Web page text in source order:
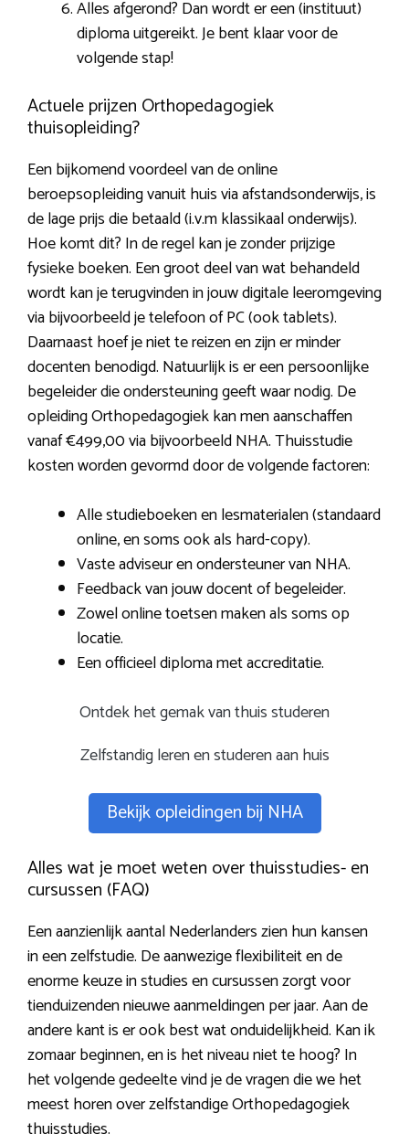
Alles afgerond? Dan wordt er een (instituut)
diploma uitgereikt. Je bent klaar voor de
volgende stap!
Actuele prijzen Orthopedagogiek
thuisopleiding?
Een bijkomend voordeel van de online
beroepsopleiding vanuit huis via afstandsonderwijs, is
de lage prijs die betaald (i.v.m klassikaal onderwijs).
Hoe komt dit? In de regel kan je zonder prijzige
fysieke boeken. Een groot deel van wat behandeld
wordt kan je terugvinden in jouw digitale leeromgeving
via bijvoorbeeld je telefoon of PC (ook tablets).
Daarnaast hoef je niet te reizen en zijn er minder
docenten benodigd. Natuurlijk is er een persoonlijke
begeleider die ondersteuning geeft waar nodig. De
opleiding Orthopedagogiek kan men aanschaffen
vanaf €499,00 via bijvoorbeeld NHA. Thuisstudie
kosten worden gevormd door de volgende factoren:
Alle studieboeken en lesmaterialen (standaard
online, en soms ook als hard-copy).
Vaste adviseur en ondersteuner van NHA.
Feedback van jouw docent of begeleider.
Zowel online toetsen maken als soms op
locatie.
Een officieel diploma met accreditatie.
Ontdek het gemak van thuis studeren
Zelfstandig leren en studeren aan huis
Bekijk opleidingen bij NHA
Alles wat je moet weten over thuisstudies- en
cursussen (FAQ)
Een aanzienlijk aantal Nederlanders zien hun kansen
in een zelfstudie. De aanwezige flexibiliteit en de
enorme keuze in studies en cursussen zorgt voor
tienduizenden nieuwe aanmeldingen per jaar. Aan de
andere kant is er ook best wat onduidelijkheid. Kan ik
zomaar beginnen, en is het niveau niet te hoog? In
het volgende gedeelte vind je de vragen die we het
meest horen over zelfstandige Orthopedagogiek
thuisstudies.